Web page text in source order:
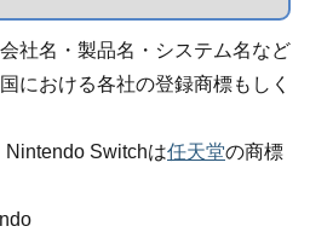
社名・製品名・システム名など
における各社の登録商標もしく
Switchは任天堂の商標